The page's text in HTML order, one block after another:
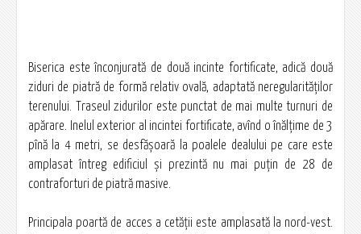
Biserica este înconjurată de două incinte fortificate, adică două
ziduri de piatră de formă relativ ovală, adaptată neregularităţilor
terenului. Traseul zidurilor este punctat de mai multe turnuri de
apărare. Inelul exterior al incintei fortificate, avînd o înălţime de 3
pînă la 4 metri, se desfăşoară la poalele dealului pe care este
amplasat întreg edificiul şi prezintă nu mai puţin de 28 de
contraforturi de piatră masive.
Principala poartă de acces a cetăţii este amplasată la nord-vest.